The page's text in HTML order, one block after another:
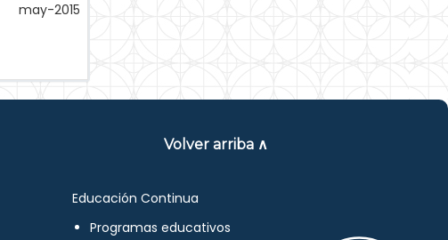
may-2015
Volver arriba ∧
Educación Continua
Programas educativos